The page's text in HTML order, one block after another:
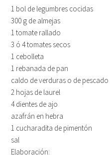
1 bol de legumbres cocidas
300 g de almejas
1 tomate rallado
3 ó 4 tomates secos
1 cebolleta
1 rebanada de pan
caldo de verduras o de pescado
2 hojas de laurel
4 dientes de ajo
azafrán en hebra
1 cucharadita de pimentón
sal
Elaboración: